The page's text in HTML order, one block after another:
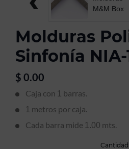
Molduras
Sinfonía NIA-
$ 0.00
Caja con 1 barras.
1 metros por caja.
Cada barra mide 1.00 mts.
Cantidad